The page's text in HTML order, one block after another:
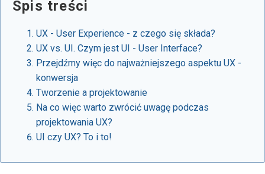
Spis treści
UX - User Experience - z czego się składa?
UX vs. UI. Czym jest UI - User Interface?
Przejdźmy więc do najważniejszego aspektu UX -
konwersja
Tworzenie a projektowanie
Na co więc warto zwrócić uwagę podczas
projektowania UX?
UI czy UX? To i to!